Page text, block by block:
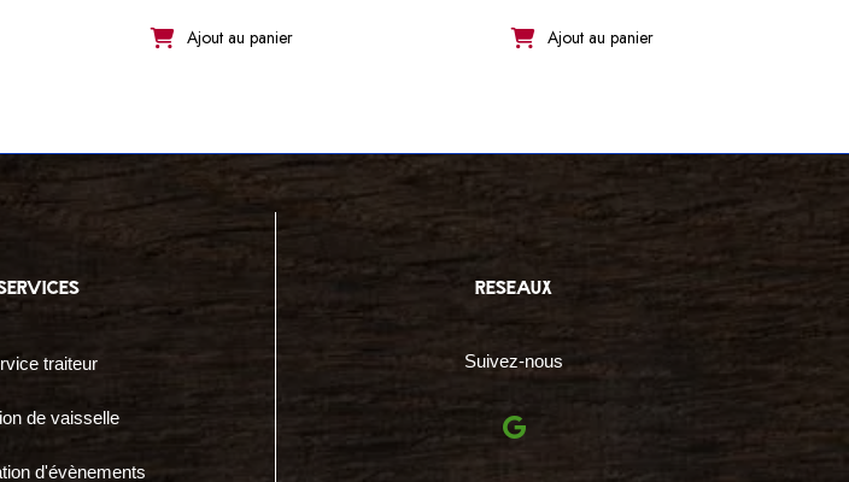
Ajout au panier Ajout au panier
traiteur
de vaisselle
d'évènements
reseaux
Suivez-nous